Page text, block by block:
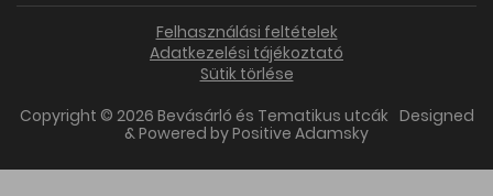
Felhasználási feltételek
Adatkezelési tájékoztató
Sütik törlése
Copyright © 2026 Bevásárló és Tematikus utcák Designed
& Powered byPositive Adamsky